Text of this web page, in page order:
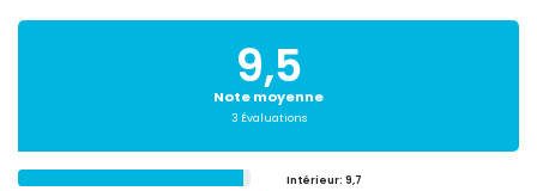
9,5
Note moyenne
3 Évaluations
Intérieur: 9,7